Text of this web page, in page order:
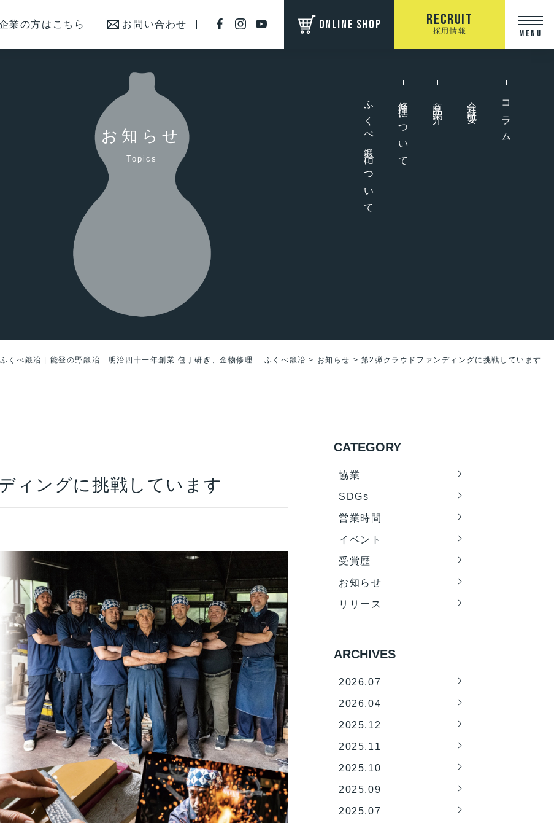
業の方はこちら お問い合わせ ONLINE SHOP Recruit
採用情報 MENU
ふくべ鍛冶について 修理について 商品紹介 会社概要 コラム
お知らせ
Topics
ふくべ鍛冶 | 能登の野鍛冶 明治四十一年創業 包丁研ぎ、金物修理 ふくべ鍛冶 > お知らせ > 第2弾クラウドファンディングに挑戦しています
ィングに挑戦しています
CATEGORY
協業
SDGs
営業時間
イベント
受賞歴
お知らせ
リリース
ARCHIVES
2026.07
2026.04
2025.12
2025.11
2025.10
2025.09
2025.07